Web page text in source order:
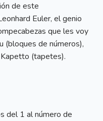
de este
Euler, el genio
que les voy
(bloques de números),
(tapetes).
del 1 al número de